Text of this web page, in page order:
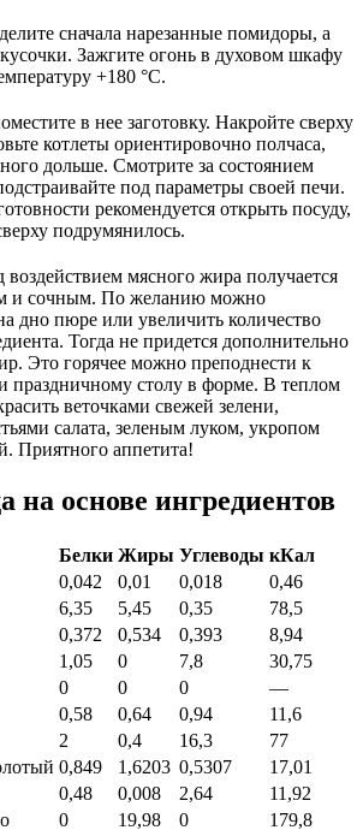
сначала нарезанные помидоры, а
Зажгите огонь в духовом шкафу
+180 °С.
в нее заготовку. Накройте сверху
котлеты ориентировочно полчаса,
дольше. Смотрите за состоянием
под параметры своей печи.
рекомендуется открыть посуду,
подрумянилось.
воздействием мясного жира получается
и сочным. По желанию можно
дно пюре или увеличить количество
Тогда не придется дополнительно
Это горячее можно преподнести к
праздничному столу в форме. В теплом
веточками свежей зелени,
салата, зеленым луком, укропом
Приятного аппетита!
на основе ингредиентов
Белки Жиры Углеводы кКал
0,042 0,01 0,018
0,46
6,35 5,45 0,35
78,5
0,372 0,534 0,393
8,94
1,05 0 7,8
30,75
0 0 0
—
0,58 0,64 0,94
11,6
2 0,4 16,3
77
0,849 1,6203 0,5307
17,01
0,48 0,008 2,64
11,92
0 19,98 0
179,8